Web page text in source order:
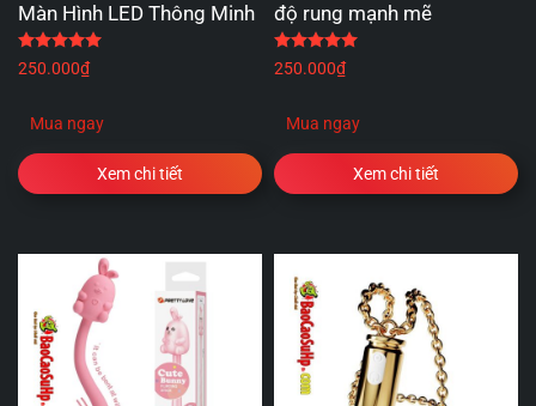
Màn Hình LED Thông Minh
5 sao
250.000₫
Mua ngay
Xem chi tiết
độ rung mạnh mẽ
250.000₫
Mua ngay
Xem chi tiết